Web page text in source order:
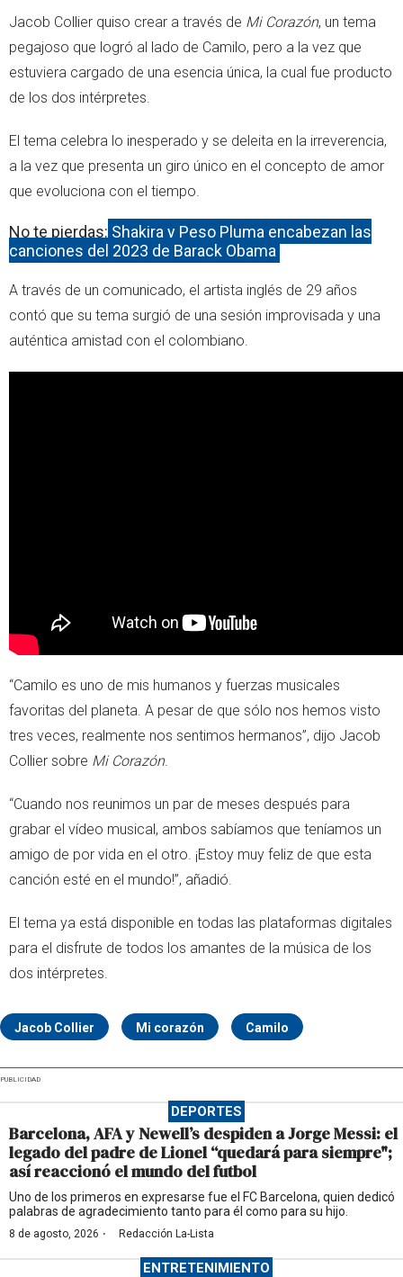
Jacob Collier quiso crear a través de Mi Corazón, un tema
pegajoso que logró al lado de Camilo, pero a la vez que
estuviera cargado de una esencia única, la cual fue producto
de los dos intérpretes.
El tema celebra lo inesperado y se deleita en la irreverencia,
a la vez que presenta un giro único en el concepto de amor
que evoluciona con el tiempo.
No te pierdas: Shakira y Peso Pluma encabezan las
canciones del 2023 de Barack Obama
A través de un comunicado, el artista inglés de 29 años
contó que su tema surgió de una sesión improvisada y una
auténtica amistad con el colombiano.
“Camilo es uno de mis humanos y fuerzas musicales
favoritas del planeta. A pesar de que sólo nos hemos visto
tres veces, realmente nos sentimos hermanos”, dijo Jacob
Collier sobre Mi Corazón.
“Cuando nos reunimos un par de meses después para
grabar el vídeo musical, ambos sabíamos que teníamos un
amigo de por vida en el otro. ¡Estoy muy feliz de que esta
canción esté en el mundo!”, añadió.
El tema ya está disponible en todas las plataformas digitales
para el disfrute de todos los amantes de la música de los
dos intérpretes.
Jacob Collier Mi corazón Camilo
PUBLICIDAD
DEPORTES
Barcelona, AFA y Newell’s despiden a Jorge Messi: el
legado del padre de Lionel “quedará para siempre";
así reaccionó el mundo del futbol
Uno de los primeros en expresarse fue el FC Barcelona, quien dedicó
palabras de agradecimiento tanto para él como para su hijo.
8 de agosto, 2026 · Redacción La-Lista
ENTRETENIMIENTO